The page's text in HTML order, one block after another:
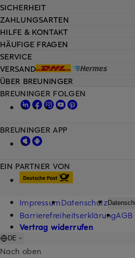
HILFE & KONTAKT
HÄUFIGE FRAGEN
SERVICE
VERSAND
SICHERHEIT
ZAHLUNGSARTEN
ÜBER BREUNINGER
EIN PARTNER VON
BREUNINGER FOLGEN
BREUNINGER APP
ImpressumDatenschutz
Barrierefreiheitserklärung
Vertrag widerrufen
DE
Nach oben